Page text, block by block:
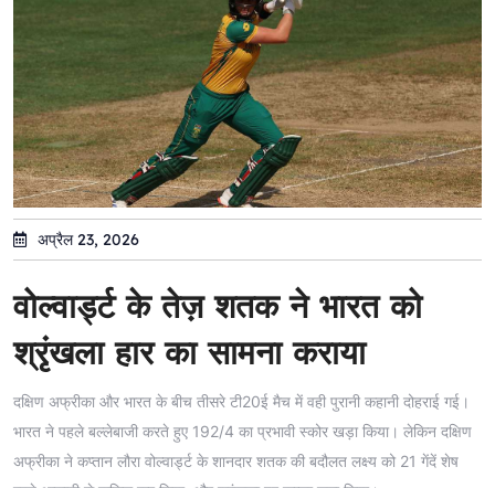
अप्रैल 23, 2026
वोल्वार्ड्ट के तेज़ शतक ने भारत को
श्रृंखला हार का सामना कराया
दक्षिण अफ्रीका और भारत के बीच तीसरे टी20ई मैच में वही पुरानी कहानी दोहराई गई।
भारत ने पहले बल्लेबाजी करते हुए 192/4 का प्रभावी स्कोर खड़ा किया। लेकिन दक्षिण
अफ्रीका ने कप्तान लौरा वोल्वार्ड्ट के शानदार शतक की बदौलत लक्ष्य को 21 गेंदें शेष